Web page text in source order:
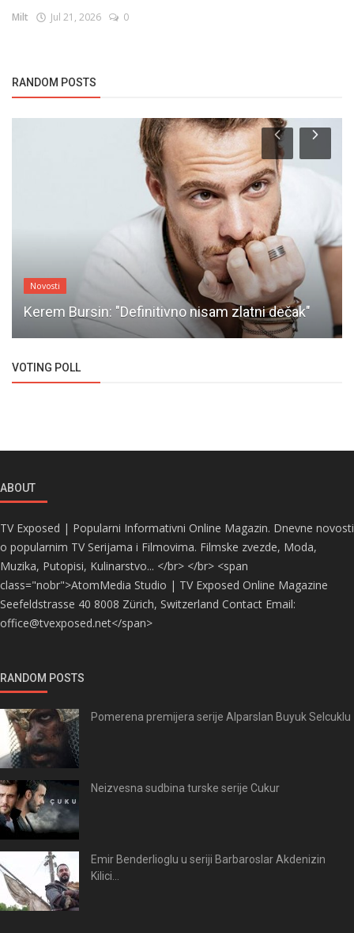
Milt Jul 21, 2026 0
RANDOM POSTS
Novosti
Kerem Bursin: "Definitivno nisam zlatni dečak"
VOTING POLL
ABOUT
TV Exposed | Popularni Informativni Online Magazin. Dnevne novosti
o popularnim TV Serijama i Filmovima. Filmske zvezde, Moda,
Muzika, Putopisi, Kulinarstvo... </br> </br> <span
class="nobr">AtomMedia Studio | TV Exposed Online Magazine
Seefeldstrasse 40 8008 Zürich, Switzerland Contact Email:
office@tvexposed.net</span>
RANDOM POSTS
Pomerena premijera serije Alparslan Buyuk Selcuklu
Neizvesna sudbina turske serije Cukur
Emir Benderlioglu u seriji Barbaroslar Akdenizin
Kilici...